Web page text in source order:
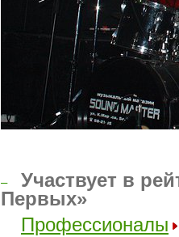
–
Участвует в
Первых»
Профессионалы